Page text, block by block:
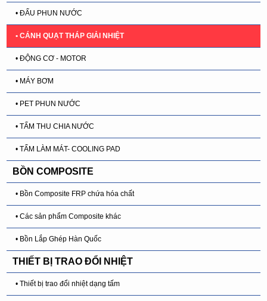
• ĐẤU PHUN NƯỚC
• CÁNH QUẠT THÁP GIẢI NHIỆT
• ĐỘNG CƠ - MOTOR
• MÁY BƠM
• PET PHUN NƯỚC
• TẤM THU CHIA NƯỚC
• TẤM LÀM MÁT- COOLING PAD
BỒN COMPOSITE
• Bồn Composite FRP chứa hóa chất
• Các sản phẩm Composite khác
• Bồn Lắp Ghép Hàn Quốc
THIẾT BỊ TRAO ĐỔI NHIỆT
• Thiết bị trao đổi nhiệt dạng tấm